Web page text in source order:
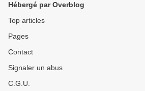
Hébergé par Overblog
Top articles
Pages
Contact
Signaler un abus
C.G.U.